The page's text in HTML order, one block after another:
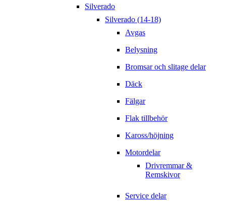
Silverado
Silverado (14-18)
Avgas
Belysning
Bromsar och slitage delar
Däck
Fälgar
Flak tillbehör
Kaross/höjning
Motordelar
Drivremmar &
Remskivor
Service delar